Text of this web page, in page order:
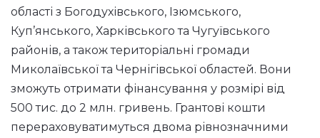
області з Богодухівського, Ізюмського,
Куп’янського, Харківського та Чугуївського
районів, а також територіальні громади
Миколаївської та Чернігівської областей. Вони
зможуть отримати фінансування у розмірі від
500 тис. до 2 млн. гривень. Грантові кошти
перераховуватимуться двома рівнозначними